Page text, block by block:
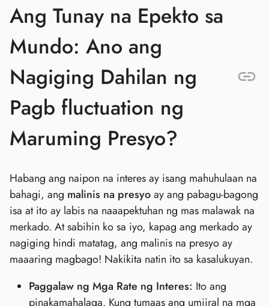
Ang Tunay na Epekto sa
Mundo: Ano ang
Nagiging Dahilan ng
Pagb fluctuation ng
Maruming Presyo?
Habang ang naipon na interes ay isang mahuhulaan na
bahagi, ang malinis na presyoay ang pabagu-bagong
isa at ito ay labis na naaapektuhan ng mas malawak na
merkado. At sabihin ko sa iyo, kapag ang merkado ay
nagiging hindi matatag, ang malinis na presyo ay
maaaring magbago! Nakikita natin ito sa kasalukuyan.
Paggalaw ng Mga Rate ng Interes: Ito ang
pinakamahalaga. Kung tumaas ang umiiral na mga